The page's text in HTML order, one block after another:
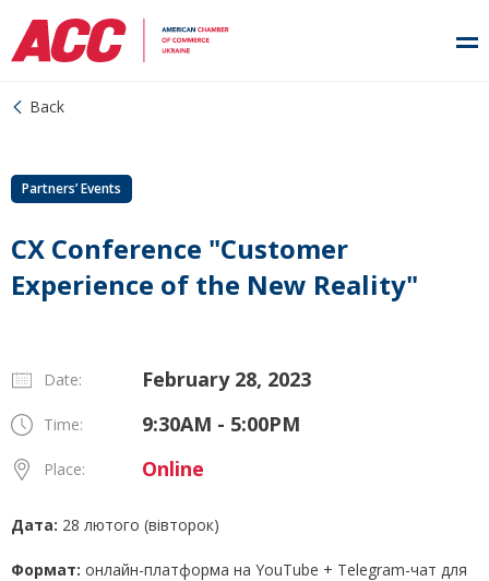
Back
Partners’ Events
СХ Conference "Customer
Experience of the New Reality"
Date: February 28, 2023
Time: 9:30AM - 5:00PM
Place: Online
Дата: 28 лютого (вівторок)
Формат: онлайн-платформа на YouTube + Telegram-чат для